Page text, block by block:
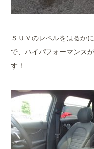
ＳＵＶのレベルをはるか
で、ハイパフォーマンス
す！